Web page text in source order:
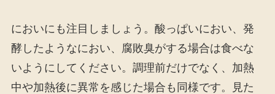
においにも注目しましょう。酸っぱいにおい、発
酵したようなにおい、腐敗臭がする場合は食べな
いようにしてください。調理前だけでなく、加熱
中や加熱後に異常を感じた場合も同様です。見た